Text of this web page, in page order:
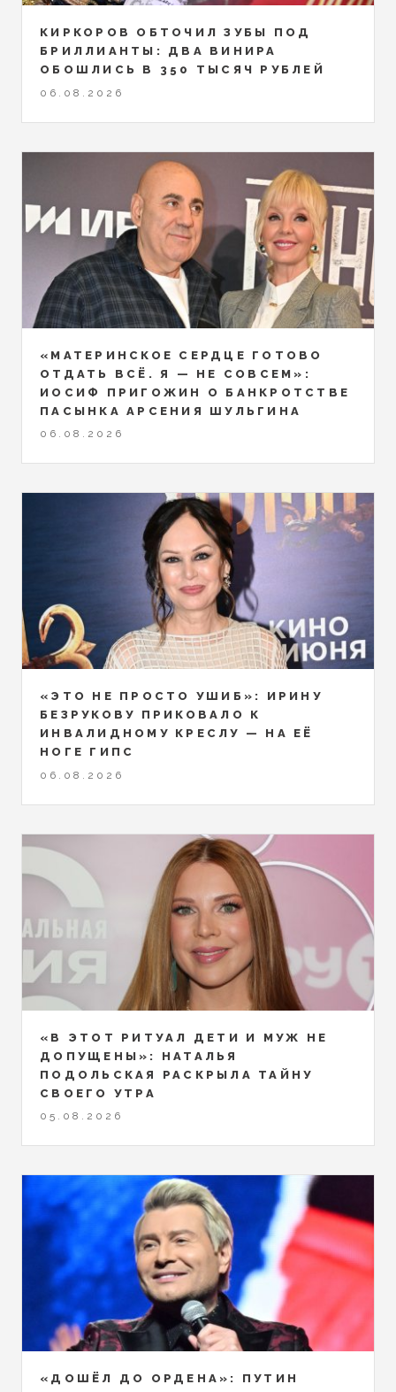
КИРКОРОВ ОБТОЧИЛ ЗУБЫ ПОД
БРИЛЛИАНТЫ: ДВА ВИНИРА
ОБОШЛИСЬ В 350 ТЫСЯЧ РУБЛЕЙ
06.08.2026
«МАТЕРИНСКОЕ СЕРДЦЕ ГОТОВО
ОТДАТЬ ВСЁ. Я — НЕ СОВСЕМ»:
ИОСИФ ПРИГОЖИН О БАНКРОТСТВЕ
ПАСЫНКА АРСЕНИЯ ШУЛЬГИНА
06.08.2026
«ЭТО НЕ ПРОСТО УШИБ»: ИРИНУ
БЕЗРУКОВУ ПРИКОВАЛО К
ИНВАЛИДНОМУ КРЕСЛУ — НА ЕЁ
НОГЕ ГИПС
06.08.2026
«В ЭТОТ РИТУАЛ ДЕТИ И МУЖ НЕ
ДОПУЩЕНЫ»: НАТАЛЬЯ
ПОДОЛЬСКАЯ РАСКРЫЛА ТАЙНУ
СВОЕГО УТРА
05.08.2026
«ДОШЁЛ ДО ОРДЕНА»: ПУТИН